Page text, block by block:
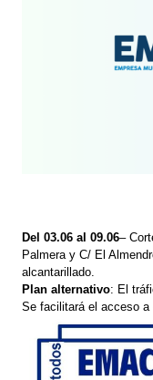
Del 03.06 al 09.06–
Palmera y C/ El
alcantarillado.
Plan alternativo: El
Se facilitará el acceso a